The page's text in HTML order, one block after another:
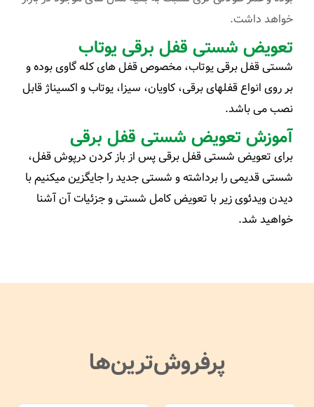
خواهد داشت.
تعویض شستی قفل برقی یوتاب
شستی قفل برقی یوتاب، مخصوص قفل های کله گاوی بوده و
بر روی انواع قفلهای برقی، کاویان، سیزا، یوتاب و اکسیناژ قابل
نصب می باشد.
آموزش تعویض شستی قفل برقی
برای تعویض شستی قفل برقی پس از باز کردن درپوش قفل،
شستی قدیمی را برداشته و شستی جدید را جایگزین میکنیم با
دیدن ویدئوی زیر با تعویض کامل شستی و جزئیات آن آشنا
خواهید شد.
پرفروش‌ترین‌ها